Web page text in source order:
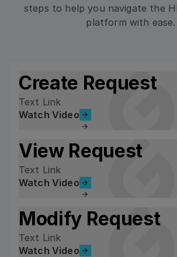
steps to help you navigate the
platform with ease.
Create Request
Text Link
Watch Video
Watch Video
View Request
Text Link
Watch Video
Watch Video
Modify Request
Text Link
Watch Video
Watch Video